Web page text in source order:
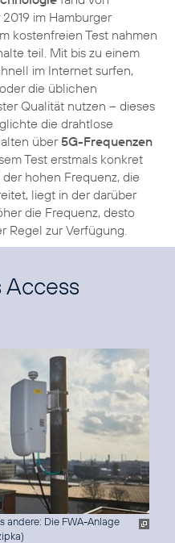
im Hamburger
kostenfreien Test nahmen
teil. Mit bis zu einem
im Internet surfen,
die üblichen
Qualität nutzen – dieses
die drahtlose
über5G-Frequenzen
Test erstmals konkret
hohen Frequenz, die
liegt in der darüber
die Frequenz, desto
Regel zur Verfügung.
Access
andere: Die FWA-Anlage
)